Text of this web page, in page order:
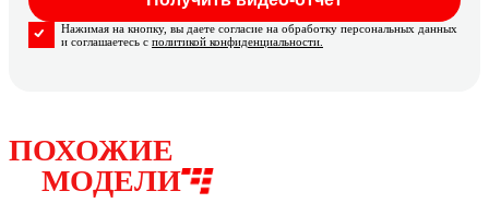
Нажимая на кнопку, вы даете согласие на обработку персональных данных
и соглашаетесь с политикой конфиденциальности.
ПОХОЖИЕ
МОДЕЛИ